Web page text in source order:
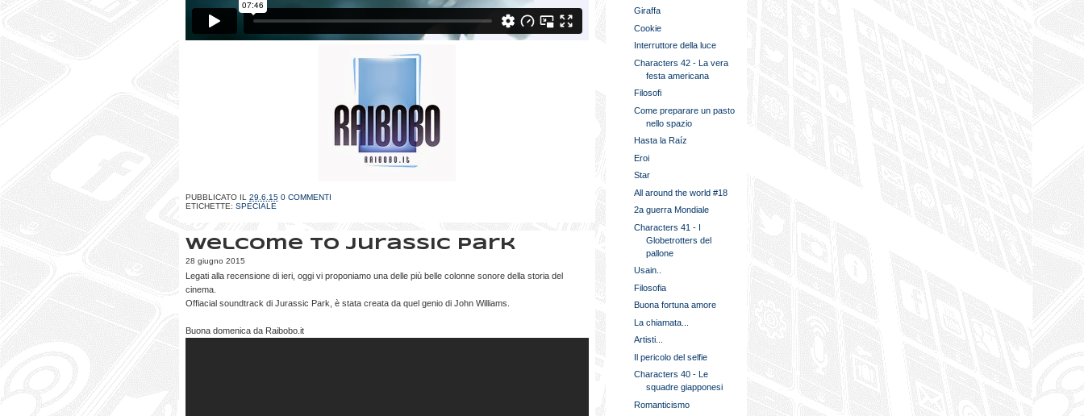
PUBBLICATO IL 29.6.15 0 COMMENTI
ETICHETTE: SPECIALE
Welcome to Jurassic Park
28 giugno 2015
Legati alla recensione di ieri, oggi vi proponiamo una delle più belle colonne sonore della storia del
cinema.
Offiacial soundtrack di Jurassic Park, è stata creata da quel genio di John Williams.
Buona domenica da Raibobo.it
Giraffa
Cookie
Interruttore della luce
Characters 42 - La vera
festa americana
Filosofi
Come preparare un pasto
nello spazio
Hasta la Raíz
Eroi
Star
All around the world #18
2a guerra Mondiale
Characters 41 - I
Globetrotters del
pallone
Usain..
Filosofia
Buona fortuna amore
La chiamata...
Artisti...
Il pericolo del selfie
Characters 40 - Le
squadre giapponesi
Romanticismo